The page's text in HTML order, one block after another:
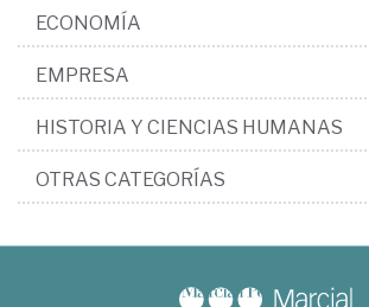
ECONOMÍA
EMPRESA
HISTORIA Y CIENCIAS HUMANAS
OTRAS CATEGORÍAS